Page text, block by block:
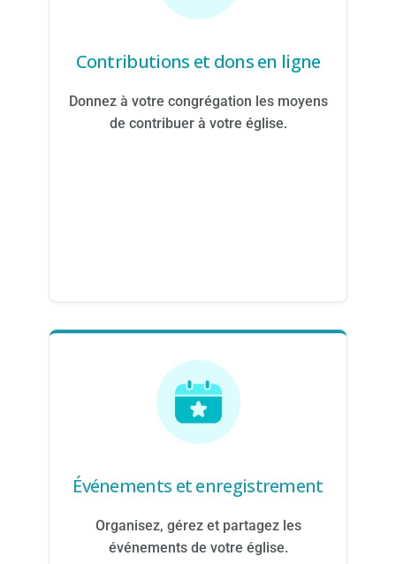
Contributions et dons en ligne
Donnez à votre congrégation les moyens
de contribuer à votre église.
Événements et enregistrement
Organisez, gérez et partagez les
événements de votre église.